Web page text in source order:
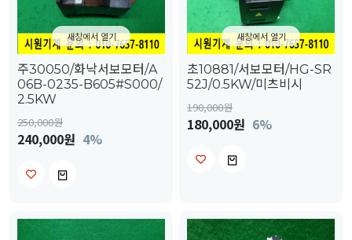
새창에서 열기
주30050/화낙서보모터/A
06B-0235-B605#S000/
2.5KW
250,000원
240,000원 4%
새창에서 열기
초10881/서보모터/HG-SR
52J/0.5KW/미츠비시
190,000원
180,000원 6%